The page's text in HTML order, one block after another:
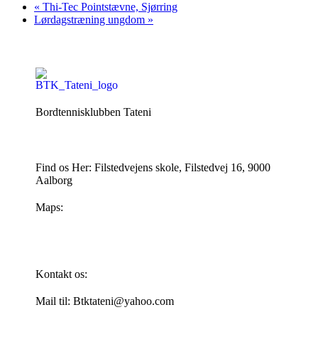
« Thi-Tec Pointstævne, Sjørring
Lørdagstræning ungdom »
Bordtennisklubben Tateni
Find os Her: Filstedvejens skole, Filstedvej 16, 9000
Aalborg
Maps:
Kontakt os:
Mail til: Btktateni@yahoo.com